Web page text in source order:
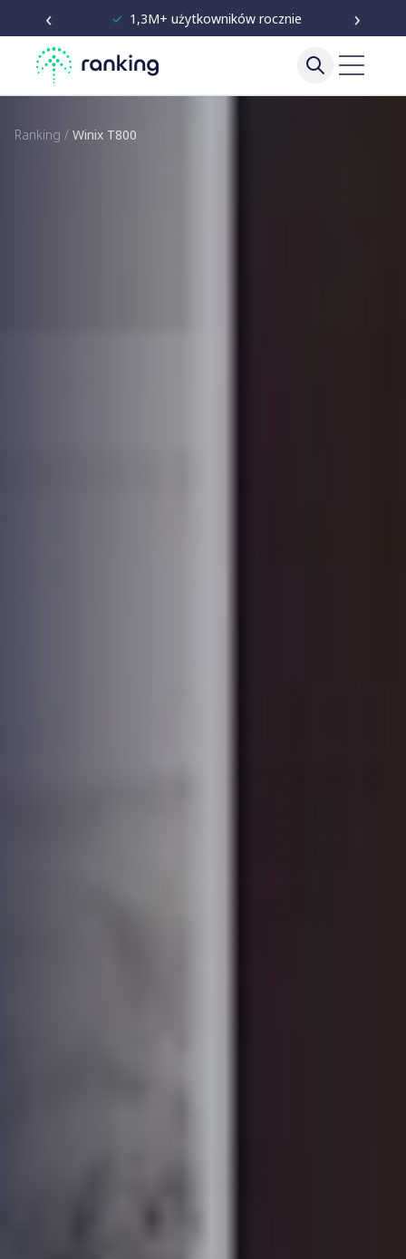
‹ ✓ Niezależne testy od 2020 ›
Ranking / Winix T800